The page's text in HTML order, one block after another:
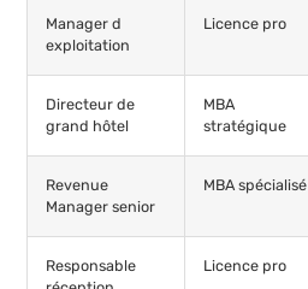
Manager d
exploitation
Licence pro
Directeur de
grand hôtel
MBA
stratégique
Revenue
Manager senior
MBA spécialisé
Responsable
Licence pro